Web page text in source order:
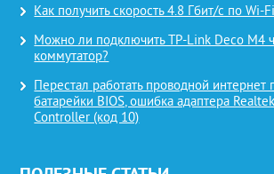
Как получить скорость 4.8 Гбит/с по Wi-
Можно ли подключить TP-Link Deco M4
коммутатор?
Перестал работать проводной
батарейки BIOS, ошибка адаптера
Controller (код 10)